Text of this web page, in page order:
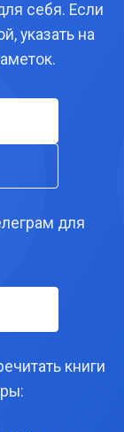
себя. Если
указать на
для
книги